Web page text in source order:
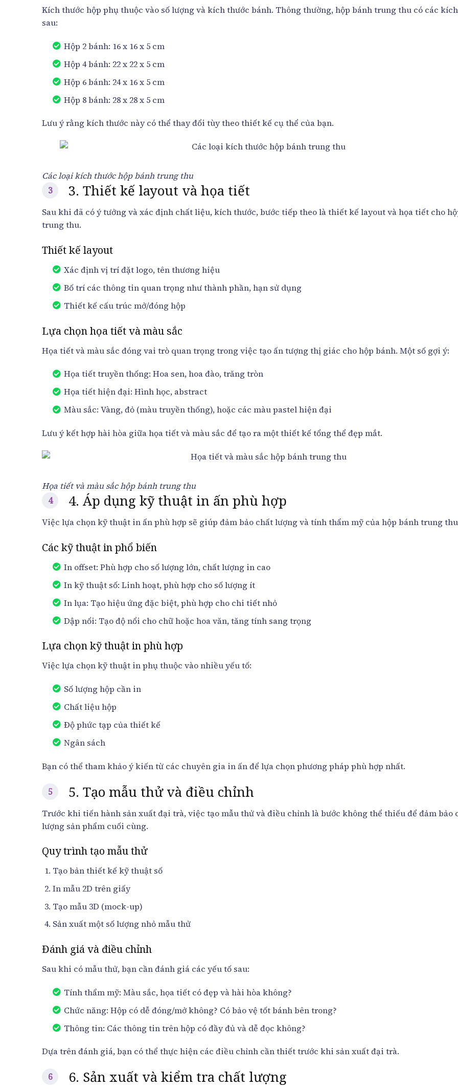
Kích thước hộp phụ thuộc vào số lượng và kích thước bánh. Thông thường, hộp bánh trung thu có các
sau:
Hộp 2 bánh: 16 x 16 x 5 cm
Hộp 4 bánh: 22 x 22 x 5 cm
Hộp 6 bánh: 24 x 16 x 5 cm
Hộp 8 bánh: 28 x 28 x 5 cm
Lưu ý rằng kích thước này có thể thay đổi tùy theo thiết kế cụ thể của bạn.
Các loại kích thước hộp bánh trung thu
3. Thiết kế layout và họa tiết
Sau khi đã có ý tưởng và xác định chất liệu, kích thước, bước tiếp theo là thiết kế layout và họa tiết cho
trung thu.
Thiết kế layout
Xác định vị trí đặt logo, tên thương hiệu
Bố trí các thông tin quan trọng như thành phần, hạn sử dụng
Thiết kế cấu trúc mở/đóng hộp
Lựa chọn họa tiết và màu sắc
Họa tiết và màu sắc đóng vai trò quan trọng trong việc tạo ấn tượng thị giác cho hộp bánh. Một số gợi ý:
Họa tiết truyền thống: Hoa sen, hoa đào, trăng tròn
Họa tiết hiện đại: Hình học, abstract
Màu sắc: Vàng, đỏ (màu truyền thống), hoặc các màu pastel hiện đại
Lưu ý kết hợp hài hòa giữa họa tiết và màu sắc để tạo ra một thiết kế tổng thể đẹp mắt.
Họa tiết và màu sắc hộp bánh trung thu
4. Áp dụng kỹ thuật in ấn phù hợp
Việc lựa chọn kỹ thuật in ấn phù hợp sẽ giúp đảm bảo chất lượng và tính thẩm mỹ của hộp bánh trung
Các kỹ thuật in phổ biến
In offset: Phù hợp cho số lượng lớn, chất lượng in cao
In kỹ thuật số: Linh hoạt, phù hợp cho số lượng ít
In lụa: Tạo hiệu ứng đặc biệt, phù hợp cho chi tiết nhỏ
Dập nổi: Tạo độ nổi cho chữ hoặc hoa văn, tăng tính sang trọng
Lựa chọn kỹ thuật in phù hợp
Việc lựa chọn kỹ thuật in phụ thuộc vào nhiều yếu tố:
Số lượng hộp cần in
Chất liệu hộp
Độ phức tạp của thiết kế
Ngân sách
Bạn có thể tham khảo ý kiến từ các chuyên gia in ấn để lựa chọn phương pháp phù hợp nhất.
5. Tạo mẫu thử và điều chỉnh
Trước khi tiến hành sản xuất đại trà, việc tạo mẫu thử và điều chỉnh là bước không thể thiếu để đảm bảo
lượng sản phẩm cuối cùng.
Quy trình tạo mẫu thử
Tạo bản thiết kế kỹ thuật số
In mẫu 2D trên giấy
Tạo mẫu 3D (mock-up)
Sản xuất một số lượng nhỏ mẫu thử
Đánh giá và điều chỉnh
Sau khi có mẫu thử, bạn cần đánh giá các yếu tố sau:
Tính thẩm mỹ: Màu sắc, họa tiết có đẹp và hài hòa không?
Chức năng: Hộp có dễ đóng/mở không? Có bảo vệ tốt bánh bên trong?
Thông tin: Các thông tin trên hộp có đầy đủ và dễ đọc không?
Dựa trên đánh giá, bạn có thể thực hiện các điều chỉnh cần thiết trước khi sản xuất đại trà.
6. Sản xuất và kiểm tra chất lượng